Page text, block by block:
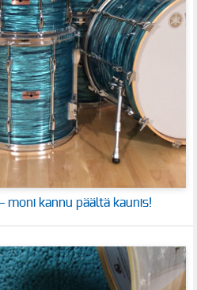
moni kannu päältä kaunis!